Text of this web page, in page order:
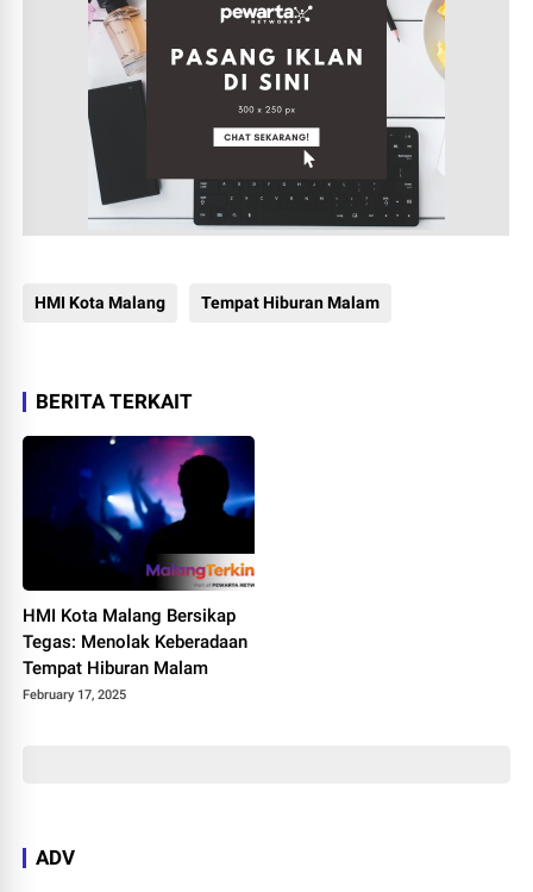
HMI Kota Malang Tempat Hiburan Malam
BERITA TERKAIT
HMI Kota Malang Bersikap
Tegas: Menolak Keberadaan
Tempat Hiburan Malam
February 17, 2025
ADV